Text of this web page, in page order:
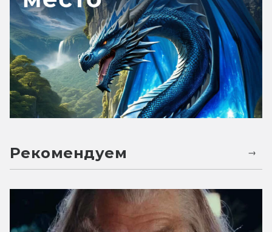
Рекомендуем